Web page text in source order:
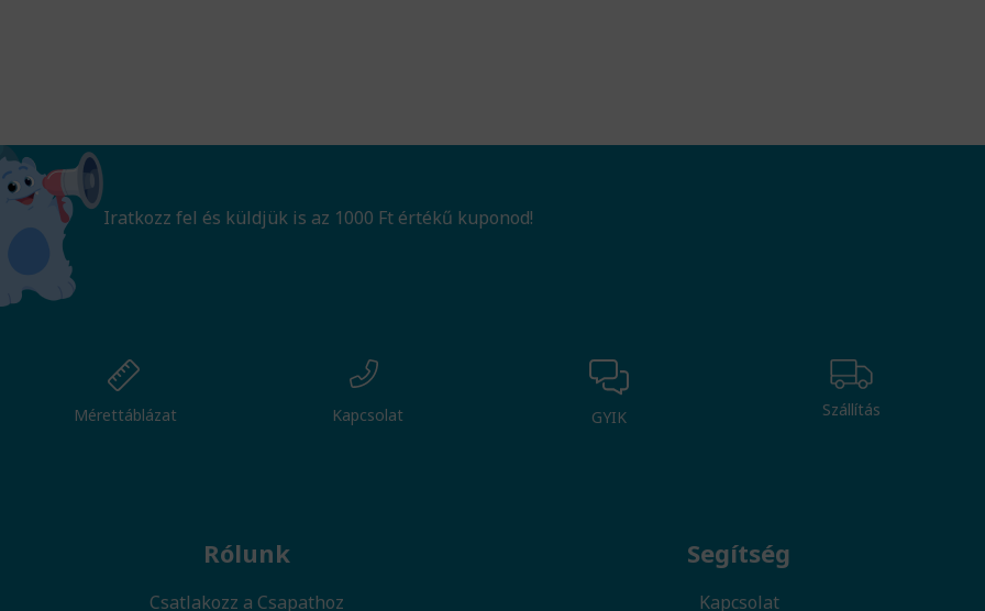
Iratkozz fel és küldjük is az 1000 Ft értékű kuponod!
Mérettáblázat Kapcsolat GYIK Szállítás
Rólunk
Csatlakozz a Csapathoz
Segítség
Kapcsolat